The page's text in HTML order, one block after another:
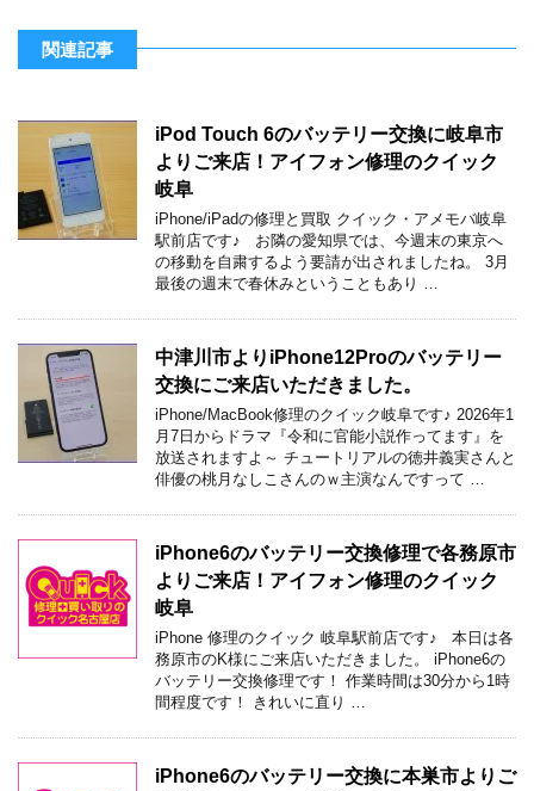
関連記事
iPod Touch 6のバッテリー交換に岐阜市
よりご来店！アイフォン修理のクイック
岐阜
iPhone/iPadの修理と買取 クイック・アメモバ岐阜
駅前店です♪ お隣の愛知県では、今週末の東京へ
の移動を自粛するよう要請が出されましたね。 3月
最後の週末で春休みということもあり …
中津川市よりiPhone12Proのバッテリー
交換にご来店いただきました。
iPhone/MacBook修理のクイック岐阜です♪ 2026年1
月7日からドラマ『令和に官能小説作ってます』を
放送されますよ～ チュートリアルの徳井義実さんと
俳優の桃月なしこさんのｗ主演なんですって …
iPhone6のバッテリー交換修理で各務原市
よりご来店！アイフォン修理のクイック
岐阜
iPhone 修理のクイック 岐阜駅前店です♪ 本日は各
務原市のK様にご来店いただきました。 iPhone6の
バッテリー交換修理です！ 作業時間は30分から1時
間程度です！ きれいに直り …
iPhone6のバッテリー交換に本巣市よりご